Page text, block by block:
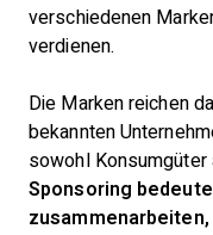
verschiedenen
verdienen.
Die Marken reichen
bekannten
sowohl Konsumgüter
Sponsoring